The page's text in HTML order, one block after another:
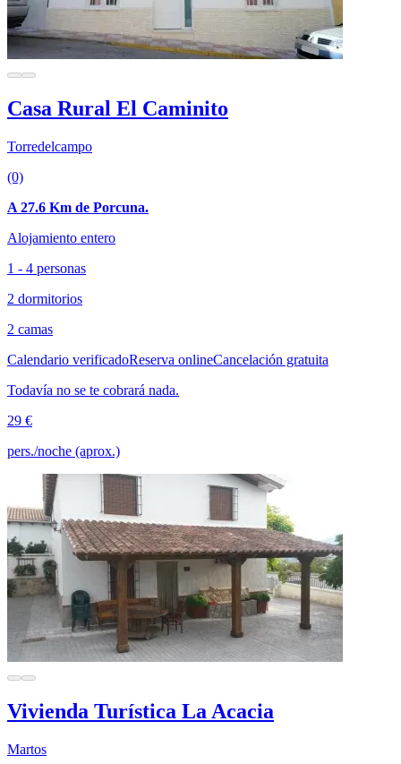
Casa Rural El Caminito
Torredelcampo
(0)
A 27.6 Km de Porcuna.
Alojamiento entero
1 - 4 personas
2 dormitorios
2 camas
Calendario verificadoReserva onlineCancelación gratuita
Todavía no se te cobrará nada.
29 €
pers./noche (aprox.)
Vivienda Turística La Acacia
Martos